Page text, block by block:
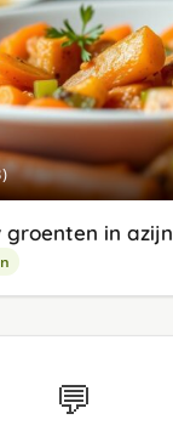
groenten in azijn
💬